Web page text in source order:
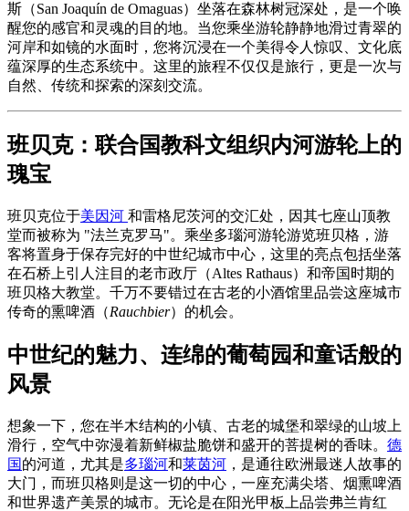
斯（San Joaquín de Omaguas）坐落在森林树冠深处，是一个唤
醒您的感官和灵魂的目的地。当您乘坐游轮静静地滑过青翠的
河岸和如镜的水面时，您将沉浸在一个美得令人惊叹、文化底
蕴深厚的生态系统中。这里的旅程不仅仅是旅行，更是一次与
自然、传统和探索的深刻交流。
班贝克：联合国教科文组织内河游轮上的
瑰宝
班贝克位于美因河 和雷格尼茨河的交汇处，因其七座山顶教
堂而被称为 "法兰克罗马"。乘坐多瑙河游轮游览班贝格，游
客将置身于保存完好的中世纪城市中心，这里的亮点包括坐落
在石桥上引人注目的老市政厅（Altes Rathaus）和帝国时期的
班贝格大教堂。千万不要错过在古老的小酒馆里品尝这座城市
传奇的熏啤酒（Rauchbier）的机会。
中世纪的魅力、连绵的葡萄园和童话般的
风景
想象一下，您在半木结构的小镇、古老的城堡和翠绿的山坡上
滑行，空气中弥漫着新鲜椒盐脆饼和盛开的菩提树的香味。 德
国的河道，尤其是多瑙河和莱茵河 ，是通往欧洲最迷人故事的
大门，而班贝格则是这一切的中心，一座充满尖塔、烟熏啤酒
和世界遗产美景的城市。无论是在阳光甲板上品尝弗兰肯红